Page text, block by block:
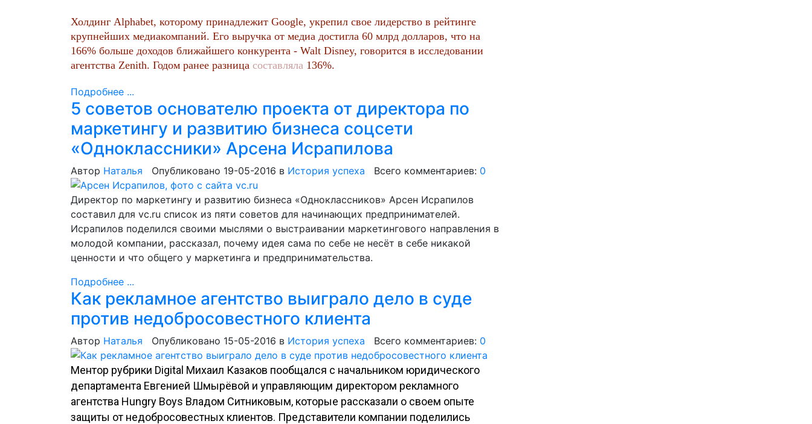
Холдинг Alphabet, которому принадлежит Google, укрепил свое лидерство в рейтинге
крупнейших медиакомпаний. Его выручка от медиа достигла 60 млрд долларов, что на
166% больше доходов ближайшего конкурента - Walt Disney, говорится в исследовании
агентства Zenith. Годом ранее разница составляла 136%.
Подробнее ...
5 советов основателю проекта от директора по
маркетингу и развитию бизнеса соцсети
«Одноклассники» Арсена Исрапилова
Автор Наталья Опубликовано 19-05-2016 в История успеха Всего комментариев: 0
Директор по маркетингу и развитию бизнеса «Одноклассников» Арсен Исрапилов
составил для vc.ru список из пяти советов для начинающих предпринимателей.
Исрапилов поделился своими мыслями о выстраивании маркетингового направления в
молодой компании, рассказал, почему идея сама по себе не несёт в себе никакой
ценности и что общего у маркетинга и предпринимательства.
Подробнее ...
Как рекламное агентство выиграло дело в суде
против недобросовестного клиента
Автор Наталья Опубликовано 15-05-2016 в История успеха Всего комментариев: 0
Ментор рубрики Digital Михаил Казаков пообщался с начальником юридического
департамента Евгенией Шмырёвой и управляющим директором рекламного
агентства Hungry Boys Владом Ситниковым, которые рассказали о своем опыте
защиты от недобросовестных клиентов. Представители компании поделились